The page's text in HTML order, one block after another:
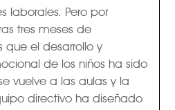
laborales. Pero por
tres meses de
que el desarrollo y
de los niños ha sido
vuelve a las aulas y la
directivo ha diseñado